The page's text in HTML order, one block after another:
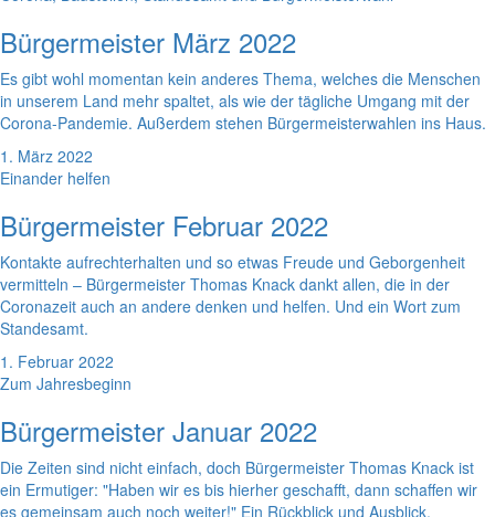
Bürgermeister März 2022
Es gibt wohl momentan kein anderes Thema, welches die Menschen
in unserem Land mehr spaltet, als wie der tägliche Umgang mit der
Corona-Pandemie. Außerdem stehen Bürgermeisterwahlen ins Haus.
1. März 2022
Einander helfen
Bürgermeister Februar 2022
Kontakte aufrechterhalten und so etwas Freude und Geborgenheit
vermitteln – Bürgermeister Thomas Knack dankt allen, die in der
Coronazeit auch an andere denken und helfen. Und ein Wort zum
Standesamt.
1. Februar 2022
Zum Jahresbeginn
Bürgermeister Januar 2022
Die Zeiten sind nicht einfach, doch Bürgermeister Thomas Knack ist
ein Ermutiger: "Haben wir es bis hierher geschafft, dann schaffen wir
es gemeinsam auch noch weiter!" Ein Rückblick und Ausblick.